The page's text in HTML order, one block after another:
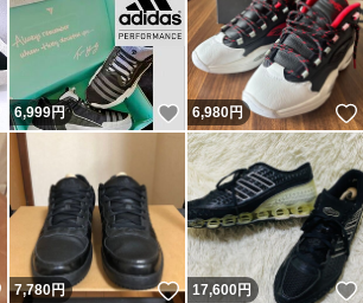
いいね！
6,999円 いいね！
6,980円
いいね！
7,780円 いいね！
17,600円